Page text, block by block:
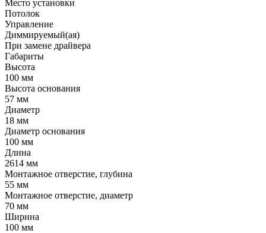
Место установки
Потолок
Управление
Диммируемый(ая)
При замене драйвера
Габариты
Высота
100 мм
Высота основания
57 мм
Диаметр
18 мм
Диаметр основания
100 мм
Длина
2614 мм
Монтажное отверстие, глубина
55 мм
Монтажное отверстие, диаметр
70 мм
Ширина
100 мм